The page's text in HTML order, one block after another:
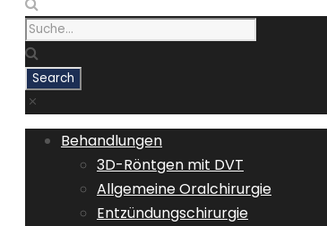
Behandlungen
3D-Röntgen mit DVT
Allgemeine Oralchirurgie
Entzündungschirurgie